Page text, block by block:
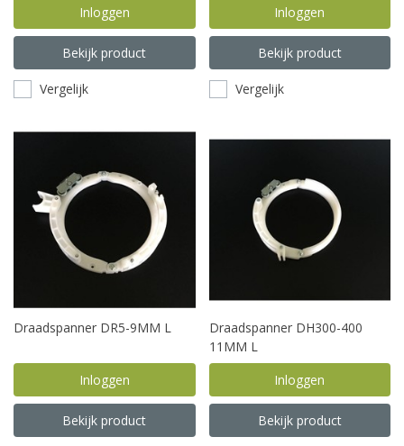
Inloggen
Bekijk product
Vergelijk
Inloggen
Bekijk product
Vergelijk
Draadspanner DR5-9MM L
Inloggen
Bekijk product
Draadspanner DH300-400
11MM L
Inloggen
Bekijk product